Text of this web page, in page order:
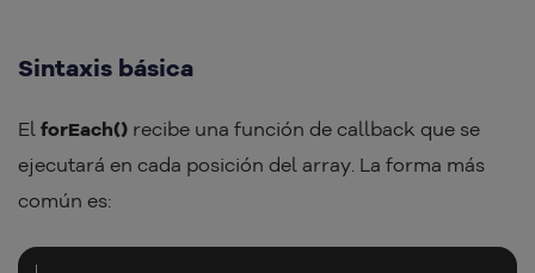
Sintaxis básica
El forEach() recibe una función de callback que se
ejecutará en cada posición del array. La forma más
común es: